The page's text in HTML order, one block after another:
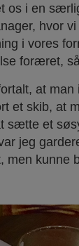
os i en
hvor
i vores
foræret,
at man
et skib, at
sætte et
jeg
men kunne